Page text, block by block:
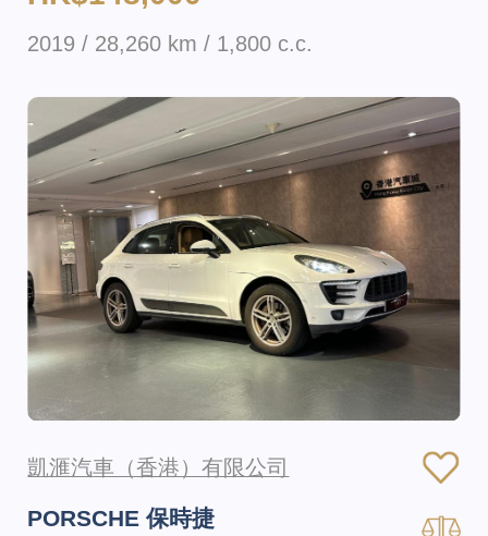
2019 / 28,260 km / 1,800 c.c.
凱滙汽車（香港）有限公司
PORSCHE 保時捷